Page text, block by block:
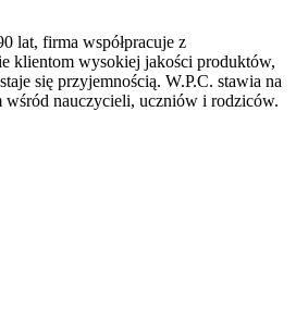
lat, firma współpracuje z
klientom wysokiej jakości produktów,
się przyjemnością. W.P.C. stawia na
wśród nauczycieli, uczniów i rodziców.